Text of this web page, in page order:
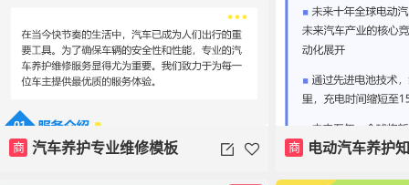
商 汽车养护专业维修模板 商 电动汽车养护